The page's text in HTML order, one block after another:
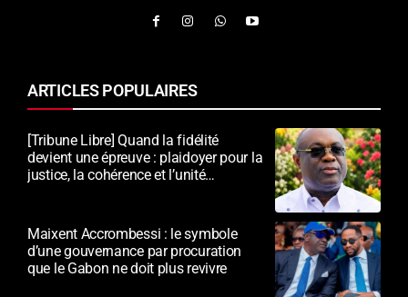
ARTICLES POPULAIRES
[Tribune Libre] Quand la fidélité
devient une épreuve : plaidoyer pour la
justice, la cohérence et l’unité
Maixent Accrombessi : le symbole
d’une gouvernance par procuration
que le Gabon ne doit plus revivre